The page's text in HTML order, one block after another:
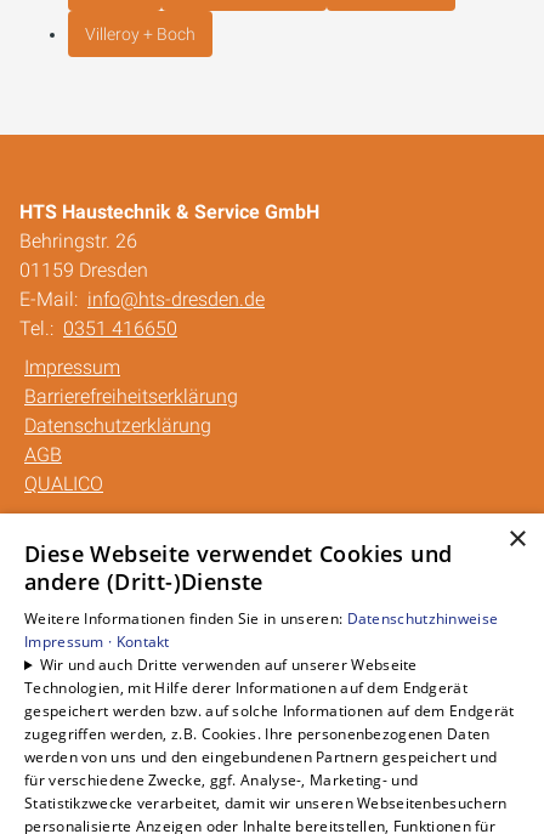
Villeroy + Boch
HTS Haustechnik & Service GmbH
Behringstr. 26
01159 Dresden
E-Mail: info@hts-dresden.de
Tel.: 0351 416650
Impressum
Barrierefreiheitserklärung
Datenschutzerklärung
AGB
QUALICO
Unsere Bereiche
Privatkunden
Gewerbekunden
Karriere
Unternehmen
Kontakt
×
Diese Webseite verwendet Cookies und
andere (Dritt-)Dienste
Weitere Informationen finden Sie in unseren: Datenschutzhinweise
Impressum · Kontakt
Wir und auch Dritte verwenden auf unserer Webseite
Technologien, mit Hilfe derer Informationen auf dem Endgerät
gespeichert werden bzw. auf solche Informationen auf dem Endgerät
zugegriffen werden, z.B. Cookies. Ihre personenbezogenen Daten
werden von uns und den eingebundenen Partnern gespeichert und
für verschiedene Zwecke, ggf. Analyse-, Marketing- und
Statistikzwecke verarbeitet, damit wir unseren Webseitenbesuchern
personalisierte Anzeigen oder Inhalte bereitstellen, Funktionen für